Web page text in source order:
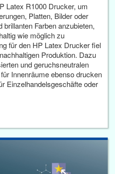
Latex R1000 Drucker, um
Platten, Bilder oder
Farben anzubieten,
wie möglich zu
für den HP Latex Drucker fiel
Produktion. Dazu
und geruchsneutralen
Innenräume ebenso drucken
Einzelhandelsgeschäfte oder